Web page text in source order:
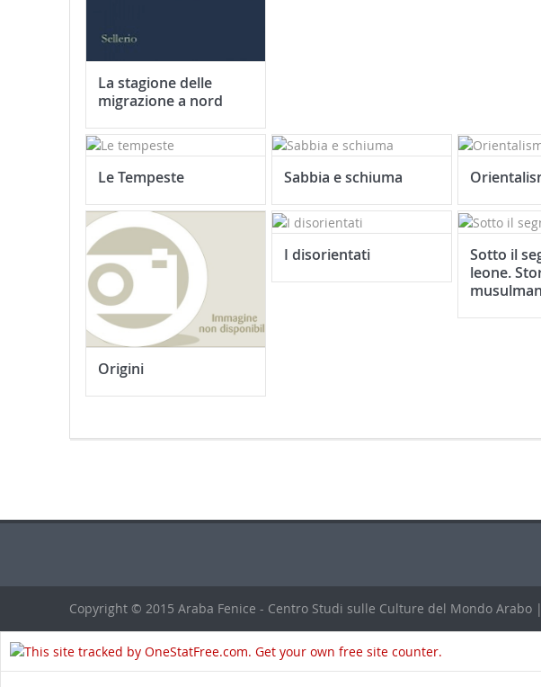
La stagione delle
migrazione a nord
Le Tempeste Sabbia e schiuma
Origini
I disorientati
Sotto il
leone.
Copyright © 2015 Araba Fenice - Centro Studi sulle Culture del Mondo